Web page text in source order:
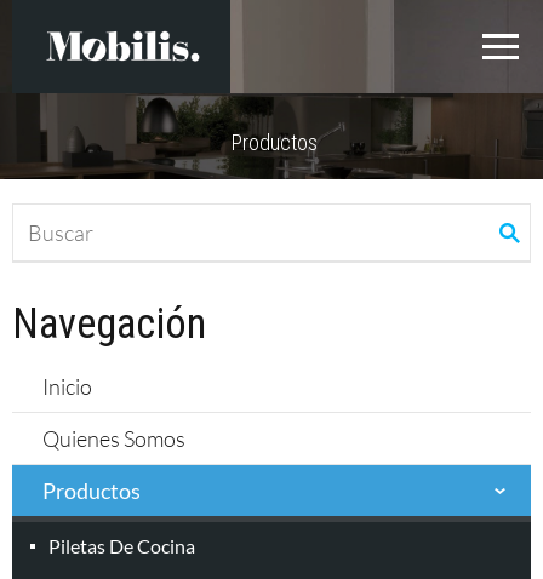
Productos
Navegación
Inicio
Quienes Somos
Productos
Piletas De Cocina